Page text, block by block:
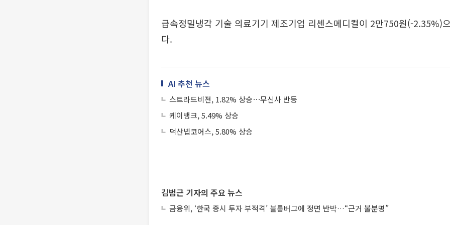
급속정밀냉각 기술 의료기기 제조기업 리센스메디컬이 2만750원(-2.35%)
다.
AI 추천 뉴스
스트라드비젼, 1.82% 상승⋯무신사 반등
케이뱅크, 5.49% 상승
덕산넵코어스, 5.80% 상승
김범근 기자의 주요 뉴스
금융위, ‘한국 증시 투자 부적격’ 블룸버그에 정면 반박…“근거 불분명”